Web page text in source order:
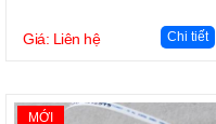
Giá: Liên hệ Chi tiết
MỚI